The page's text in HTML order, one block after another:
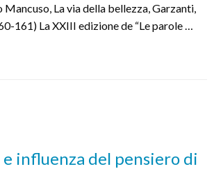
Mancuso, La via della bellezza, Garzanti,
161) La XXIII edizione de “Le parole …
influenza del pensiero di